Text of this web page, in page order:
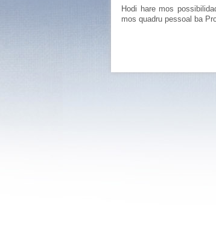
Hodi hare mos
mos quadru pessoal ba